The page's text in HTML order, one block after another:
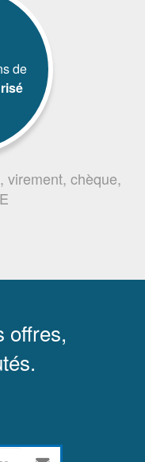
de
virement, chèque,
offres,